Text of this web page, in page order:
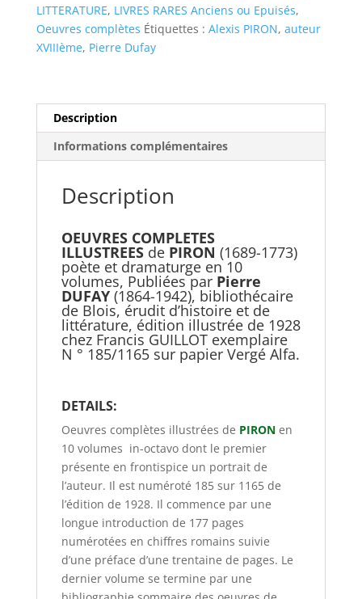
LITTERATURE, LIVRES RARES Anciens ou Epuisés,
Oeuvres complètes Étiquettes : Alexis PIRON, auteur
XVIIIème, Pierre Dufay
Description
Informations complémentaires
Description
OEUVRES COMPLETES
ILLUSTREESdePIRON (1689-1773)
poète et dramaturge en 10
volumes, Publiées par Pierre
DUFAY(1864-1942), bibliothécaire
de Blois, érudit d’histoire et de
littérature, édition illustrée de 1928
chez Francis GUILLOT exemplaire
N ° 185/1165 sur papier Vergé Alfa.
DETAILS:
Oeuvres complètes illustrées de PIRONen
10 volumes in-octavo dont le premier
présente en frontispice un portrait de
l’auteur. Il est numéroté 185 sur 1165 de
l’édition de 1928. Il commence par une
longue introduction de 177 pages
numérotées en chiffres romains suivie
d’une préface d’une trentaine de pages. Le
dernier volume se termine par une